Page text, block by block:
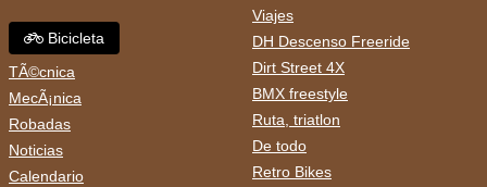
Bicicleta
TÃ©cnica
MecÃ¡nica
Robadas
Noticias
Calendario
Viajes
DH Descenso Freeride
Dirt Street 4X
BMX freestyle
Ruta, triatlon
De todo
Retro Bikes